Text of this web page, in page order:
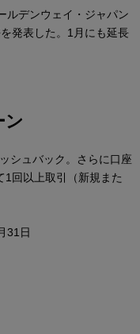
ルデンウェイ・ジャパン
発表した。1月にも延長
ン
シュバック。さらに口座
1回以上取引（新規また
31日